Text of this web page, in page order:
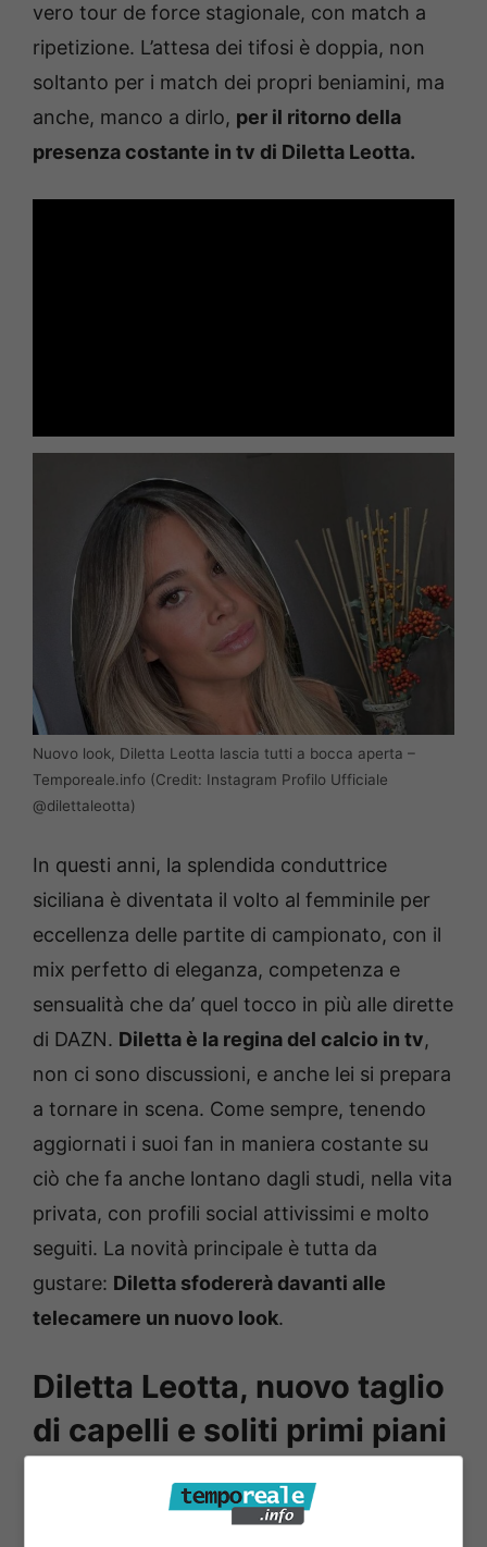
vero tour de force stagionale, con match a
ripetizione. L’attesa dei tifosi è doppia, non
soltanto per i match dei propri beniamini, ma
anche, manco a dirlo, per il ritorno della
presenza costante in tv di Diletta Leotta.
Nuovo look, Diletta Leotta lascia tutti a bocca aperta –
Temporeale.info (Credit: Instagram Profilo Ufficiale
@dilettaleotta)
In questi anni, la splendida conduttrice
siciliana è diventata il volto al femminile per
eccellenza delle partite di campionato, con il
mix perfetto di eleganza, competenza e
sensualità che da’ quel tocco in più alle dirette
di DAZN. Diletta è la regina del calcio in tv,
non ci sono discussioni, e anche lei si prepara
a tornare in scena. Come sempre, tenendo
aggiornati i suoi fan in maniera costante su
ciò che fa anche lontano dagli studi, nella vita
privata, con profili social attivissimi e molto
seguiti. La novità principale è tutta da
gustare: Diletta sfodererà davanti alle
telecamere un nuovo look.
Diletta Leotta, nuovo taglio
di capelli e soliti primi piani
esplosivi: il popolo di
Instagram la riempie di like